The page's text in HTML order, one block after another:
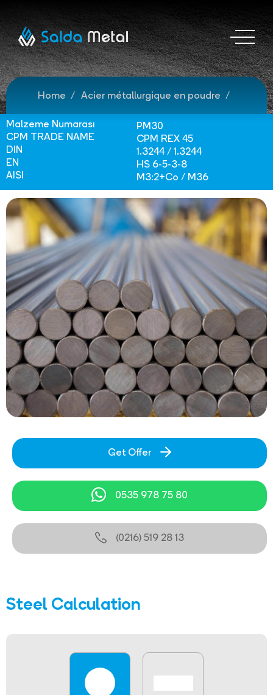
Home Acier métallurgique en poudre
Malzeme Numarası
PM30
CPM TRADE NAME
CPM REX 45
DIN
1.3244 / 1.3244
EN
HS 6-5-3-8
AISI
M3:2+Co / M36
Get Offer
0535 978 75 80
(0216) 519 28 13
Steel Calculation